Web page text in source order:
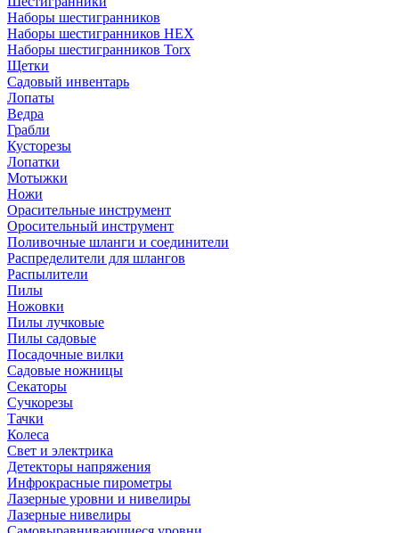
Наборы шестигранников
Наборы шестигранников HEX
Наборы шестигранников Torx
Щетки
Садовый инвентарь
Лопаты
Ведра
Грабли
Кусторезы
Лопатки
Мотыжки
Ножи
Орасительные инструмент
Оросительный инструмент
Поливочные шланги и соединители
Распределители для шлангов
Распылители
Пилы
Ножовки
Пилы лучковые
Пилы садовые
Посадочные вилки
Садовые ножницы
Секаторы
Сучкорезы
Тачки
Колеса
Свет и электрика
Детекторы напряжения
Инфрокрасные пирометры
Лазерные уровни и нивелиры
Лазерные нивелиры